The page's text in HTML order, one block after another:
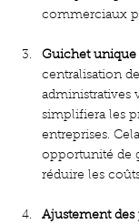
commerciaux
Guichet unique
centralisation
administratives
simplifiera les
entreprises.
opportunité de
réduire les
Ajustement des